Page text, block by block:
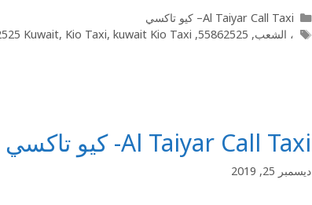
Al Taiyar Call Taxi– كيو تاكسي
، الشعب,
55862525
,
Kuwait, Kio Taxi,kuwait Kio Taxi
Al Taiyar Call Taxi- كيو تاكسي العالي في الكويت
ديسمبر 25, 2019